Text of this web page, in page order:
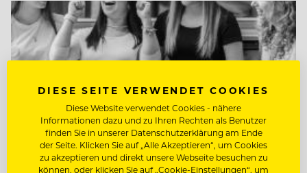
DIESE SEITE VERWENDET COOKIES
Diese Website verwendet Cookies - nähere
Informationen dazu und zu Ihren Rechten als Benutzer
finden Sie in unserer Datenschutzerklärung am Ende
der Seite. Klicken Sie auf „Alle Akzeptieren“, um Cookies
zu akzeptieren und direkt unsere Webseite besuchen zu
können, oder klicken Sie auf „Cookie-Einstellungen“, um